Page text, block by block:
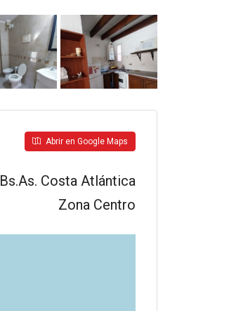
Abrir en Google Maps
Bs.As. Costa Atlántica
Zona Centro